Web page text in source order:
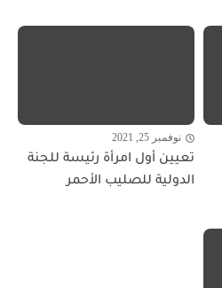
نوفمبر 25, 2021
تعيين أول امرأة رئيسة للجنة
الدولية للصليب الأحمر